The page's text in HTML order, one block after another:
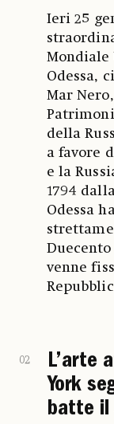
Ieri 25
Mondiale
Odessa,
Mar
della
a favore
e la
1794
Odessa
venne
02
L’arte
York
batte il